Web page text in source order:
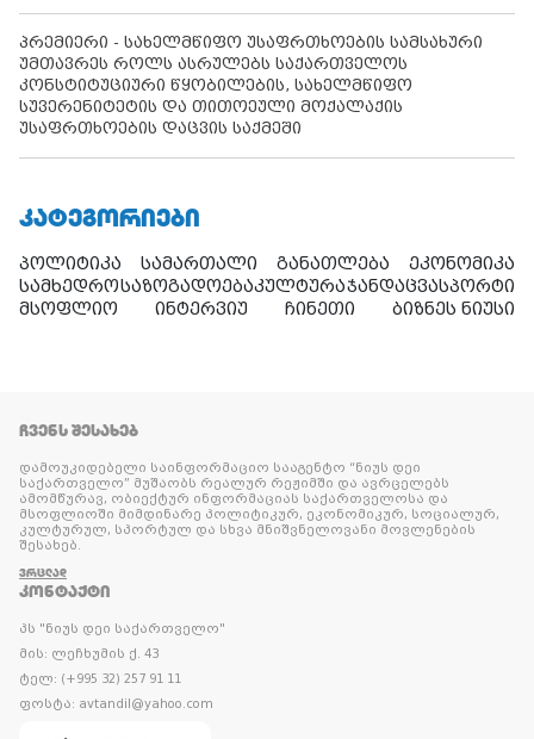
პრემიერი - სახელმწიფო უსაფრთხოების სამსახური
უმთავრეს როლს ასრულებს საქართველოს
კონსტიტუციური წყობილების, სახელმწიფო
სუვერენიტეტის და თითოეული მოქალაქის
უსაფრთხოების დაცვის საქმეში
ᲙᲐᲢᲔᲒᲝᲠᲘᲔᲑᲘ
პოლიტიკა სამართალი განათლება
ეკონომიკა
სამხედროსაზოგადოებაკულტურაჯანდაცვასპორტი
მსოფლიო
ინტერვიუ ჩინეთი ბიზნეს ნიუსი
ᲩᲕᲔᲜᲡ ᲨᲔᲡᲐᲮᲔᲑ
დამოუკიდებელი საინფორმაციო სააგენტო “ნიუს დეი
საქართველო” მუშაობს რეალურ რეჟიმში და ავრცელებს
ამომწურავ, ობიექტურ ინფორმაციას საქართველოსა და
მსოფლიოში მიმდინარე პოლიტიკურ, ეკონომიკურ, სოციალურ,
კულტურულ, სპორტულ და სხვა მნიშვნელოვანი მოვლენების
შესახებ.
ᲕᲠᲪᲚᲐᲓ
ᲙᲝᲜᲢᲐᲥᲢᲘ
პს "ნიუს დეი საქართველო"
მის: ლეჩხუმის ქ. 43
ტელ: (+995 32) 257 91 11
ფოსტა: avtandil@yahoo.com